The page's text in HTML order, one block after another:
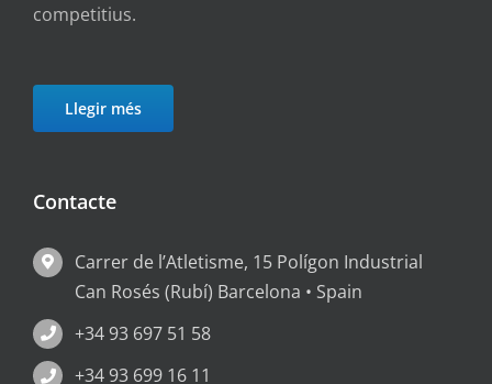
competitius.
Llegir més
Contacte
Carrer de l’Atletisme, 15 Polígon Industrial
Can Rosés (Rubí) Barcelona • Spain
+34 93 697 51 58
+34 93 699 16 11